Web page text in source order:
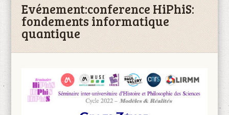
Evénement:conference HiPhiS:
fondements informatique
quantique